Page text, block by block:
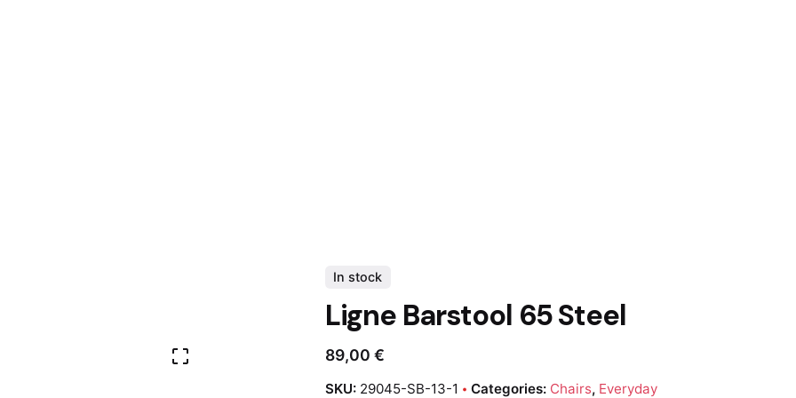
In stock
Ligne Barstool 65 Steel
89,00 €
SKU: 29045-SB-13-1 Categories: Chairs, Everyday